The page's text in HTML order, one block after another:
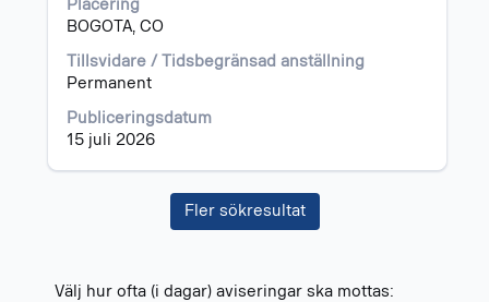
Placering
BOGOTA, CO
Tillsvidare / Tidsbegränsad anställning
Permanent
Publiceringsdatum
15 juli 2026
för
visa
allt
i
jobbeskrivningen.
Fler sökresultat
Välj hur ofta (i dagar) aviseringar ska mottas: